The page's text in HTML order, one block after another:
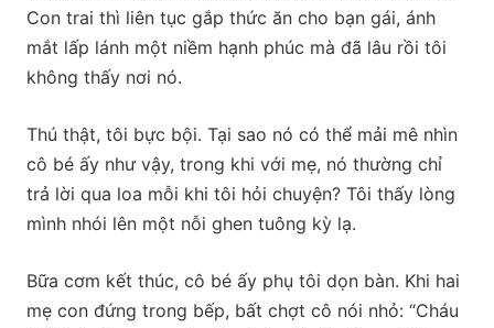
Con trai thì liên tục gắp thức ăn cho bạn gái, ánh
mắt lấp lánh một niềm hạnh phúc mà đã lâu rồi tôi
không thấy nơi nó.
Thú thật, tôi bực bội. Tại sao nó có thể mải mê nhìn
cô bé ấy như vậy, trong khi với mẹ, nó thường chỉ
trả lời qua loa mỗi khi tôi hỏi chuyện? Tôi thấy lòng
mình nhói lên một nỗi ghen tuông kỳ lạ.
Bữa cơm kết thúc, cô bé ấy phụ tôi dọn bàn. Khi hai
mẹ con đứng trong bếp, bất chợt cô nói nhỏ: “Cháu